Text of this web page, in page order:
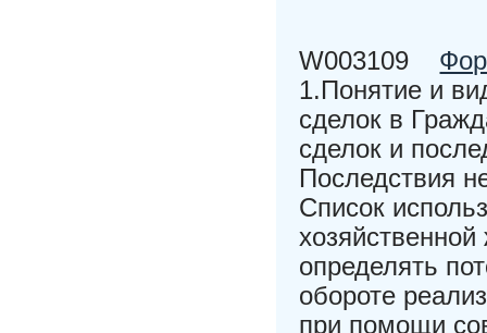
W003109
1.Понятие и
сделок в
сделок и
Последствия
Список
определять
обороте
при помощи